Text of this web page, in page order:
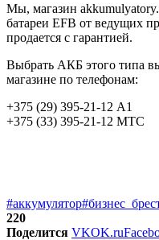
Мы, магазин
батареи EFB от ведущих
продается с гарантией.
Выбрать АКБ этого типа
магазине по телефонам:
+375 (29) 395-21-12 А1
+375 (33) 395-21-12 МТС
#аккумулятор
220
Поделится VKOK.ru